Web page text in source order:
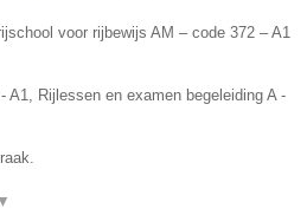
voor rijbewijs AM – code 372 – A1
A1, Rijlessen en examen begeleiding A -
▼